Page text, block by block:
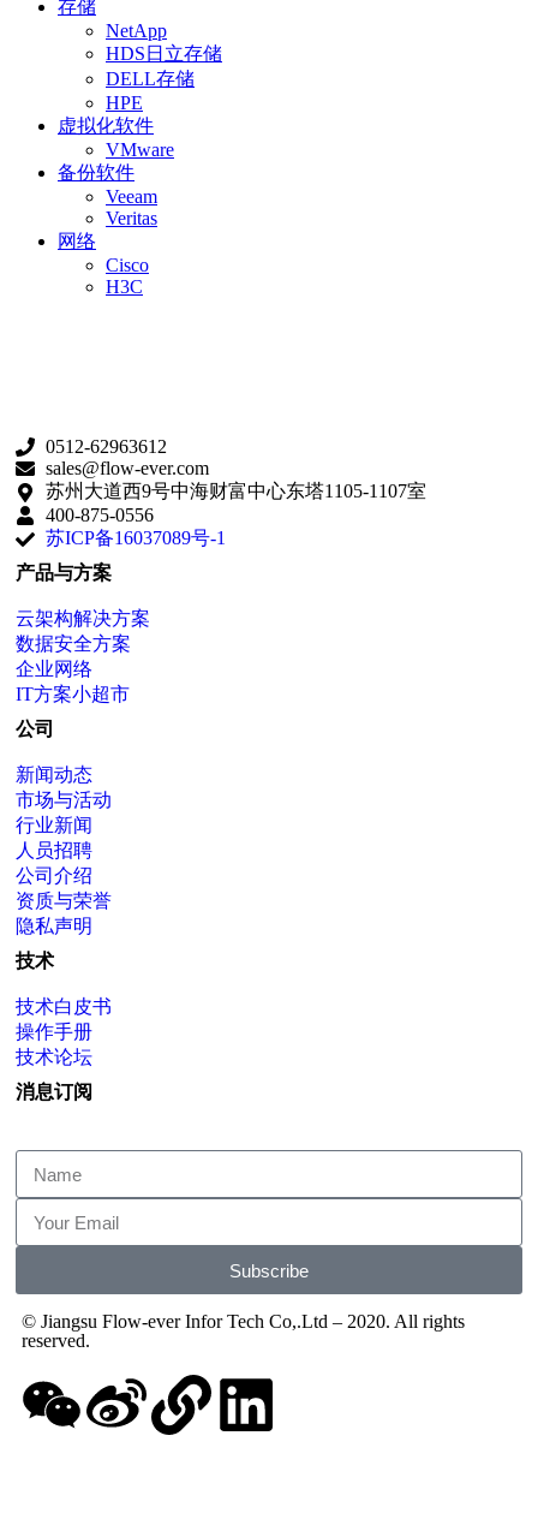
存储
NetApp
HDS日立存储
DELL存储
HPE
虚拟化软件
VMware
备份软件
Veeam
Veritas
网络
Cisco
H3C
0512-62963612
sales@flow-ever.com
苏州大道西9号中海财富中心东塔1105-1107室
400-875-0556
苏ICP备16037089号-1
产品与方案
云架构解决方案
数据安全方案
企业网络
IT方案小超市
公司
新闻动态
市场与活动
行业新闻
人员招聘
公司介绍
资质与荣誉
隐私声明
技术
技术白皮书
操作手册
技术论坛
消息订阅
Subscribe
© Jiangsu Flow-ever Infor Tech Co,.Ltd – 2020. All rights
reserved.